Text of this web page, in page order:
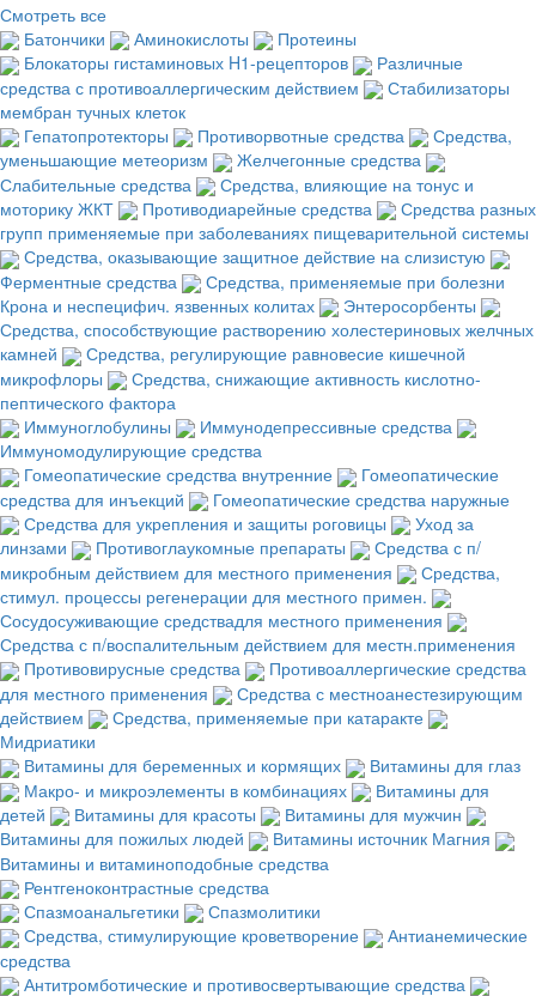
Смотреть все
Батончики
Аминокислоты
Протеины
Блокаторы гистаминовых H1-рецепторов
Различные
средства с противоаллергическим действием
Стабилизаторы
мембран тучных клеток
Гепатопротекторы
Противорвотные средства
Средства,
уменьшающие метеоризм
Желчегонные средства
Слабительные средства
Средства, влияющие на тонус и
моторику ЖКТ
Противодиарейные средства
Средства разных
групп применяемые при заболеваниях пищеварительной системы
Средства, оказывающие защитное действие на слизистую
Ферментные средства
Средства, применяемые при болезни
Крона и неспецифич. язвенных колитах
Энтеросорбенты
Средства, способствующие растворению холестериновых желчных
камней
Средства, регулирующие равновесие кишечной
микрофлоры
Средства, снижающие активность кислотно-
пептического фактора
Иммуноглобулины
Иммунодепрессивные средства
Иммуномодулирующие средства
Гомеопатические средства внутренние
Гомеопатические
средства для инъекций
Гомеопатические средства наружные
Средства для укрепления и защиты роговицы
Уход за
линзами
Противоглаукомные препараты
Средства с п/
микробным действием для местного применения
Средства,
стимул. процессы регенерации для местного примен.
Сосудосуживающие средствадля местного применения
Средства с п/воспалительным действием для местн.применения
Противовирусные средства
Противоаллергические средства
для местного применения
Средства с местноанестезирующим
действием
Средства, применяемые при катаракте
Мидриатики
Витамины для беременных и кормящих
Витамины для глаз
Макро- и микроэлементы в комбинациях
Витамины для
детей
Витамины для красоты
Витамины для мужчин
Витамины для пожилых людей
Витамины источник Магния
Витамины и витаминоподобные средства
Рентгеноконтрастные средства
Спазмоанальгетики
Спазмолитики
Средства, стимулирующие кроветворение
Антианемические
средства
Антитромботические и противосвертывающие средства